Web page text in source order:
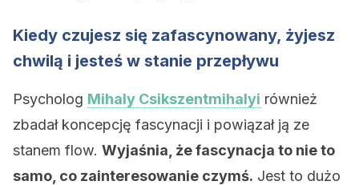
Kiedy czujesz się zafascynowany, żyjesz
chwilą i jesteś w stanie przepływu
Psycholog Mihaly Csikszentmihalyi również
zbadał koncepcję fascynacji i powiązał ją ze
stanem flow. Wyjaśnia, że ​​fascynacja to nie to
samo, co zainteresowanie czymś. Jest to dużo